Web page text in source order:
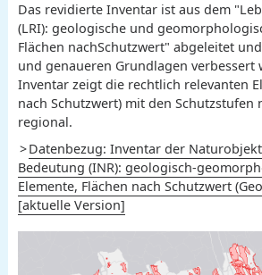
Das revidierte Inventar ist aus dem
(LRI): geologische und
Flächen nachSchutzwert" abgeleitet
und genaueren Grundlagen verbessert
Inventar zeigt die rechtlich relevanten
nach Schutzwert) mit den Schutzstufen
regional.
Datenbezug: Inventar der
Bedeutung (INR): geologisch-
Elemente, Flächen nach Schutzwert
[aktuelle Version]